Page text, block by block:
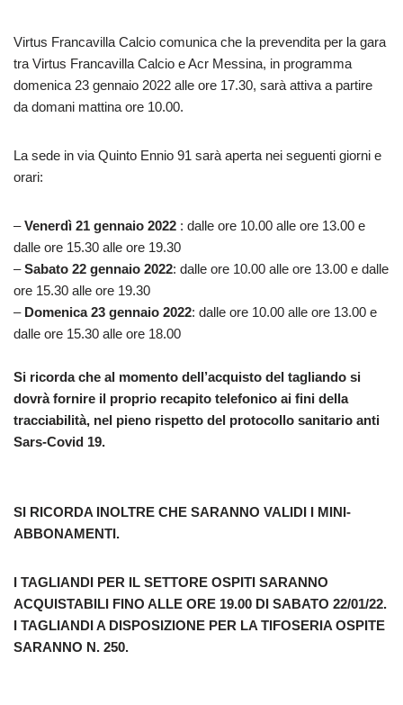
Virtus Francavilla Calcio comunica che la prevendita per la gara
tra Virtus Francavilla Calcio e Acr Messina, in programma
domenica 23 gennaio 2022 alle ore 17.30, sarà attiva a partire
da domani mattina ore 10.00.
La sede in via Quinto Ennio 91 sarà aperta nei seguenti giorni e
orari:
–Venerdì 21 gennaio 2022 : dalle ore 10.00 alle ore 13.00 e
dalle ore 15.30 alle ore 19.30
–Sabato 22 gennaio 2022: dalle ore 10.00 alle ore 13.00 e dalle
ore 15.30 alle ore 19.30
– Domenica 23 gennaio 2022: dalle ore 10.00 alle ore 13.00 e
dalle ore 15.30 alle ore 18.00
Si ricorda che al momento dell’acquisto del tagliando si
dovrà fornire il proprio recapito telefonico ai fini della
tracciabilità, nel pieno rispetto del protocollo sanitario anti
Sars-Covid 19.
SI RICORDA INOLTRE CHE SARANNO VALIDI I MINI-
ABBONAMENTI.
I TAGLIANDI PER IL SETTORE OSPITI SARANNO
ACQUISTABILI FINO ALLE ORE 19.00 DI SABATO 22/01/22.
I TAGLIANDI A DISPOSIZIONE PER LA TIFOSERIA OSPITE
SARANNO N. 250.